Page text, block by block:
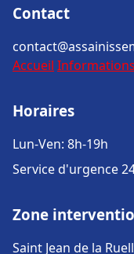
Contact
Accueil Informations
Horaires
Lun-Ven: 8h-19h
Service d'urgence
Zone
Saint Jean de la